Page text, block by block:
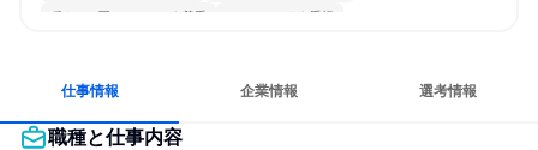
穏やかで互いのペースを尊重 チームワークを重視
仕事情報 企業情報 選考情報
職種と仕事内容